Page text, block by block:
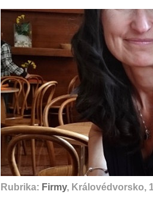
Rubrika: Firmy, Královédvorsko,